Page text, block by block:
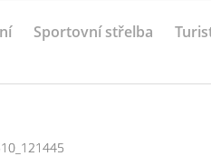
Sportovní střelba